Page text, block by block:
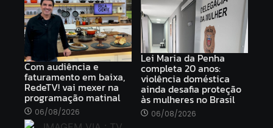
Com audiência e
faturamento em baixa,
RedeTV! vai mexer na
programação matinal
06/08/2026
Lei Maria da Penha
completa 20 anos:
violência doméstica
ainda desafia proteção
às mulheres no Brasil
06/08/2026